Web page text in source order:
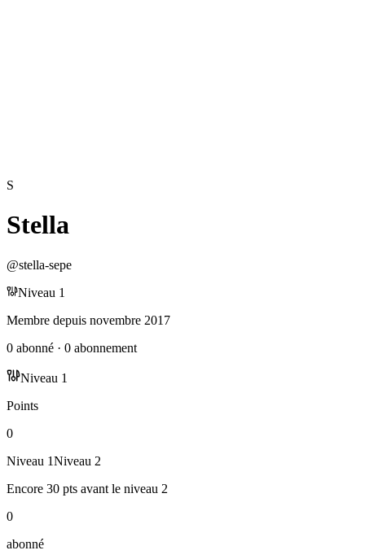
S
Stella
@stella-sepe
Niveau 1
Membre depuis novembre 2017
0 abonné · 0 abonnement
Niveau 1
Points
0
Niveau 1Niveau 2
Encore 30 pts avant le niveau 2
0
abonné